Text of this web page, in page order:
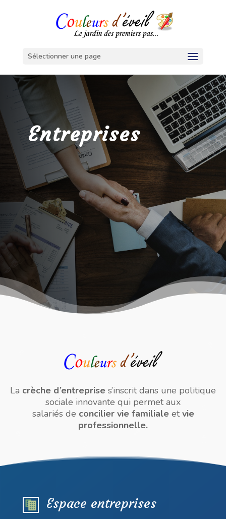
Sélectionner une page
Entreprises
La crèche d’entreprise s’inscrit dans une politique
sociale innovante qui permet aux
salariés de concilier vie familialeetvie
professionnelle.
Espace entreprises